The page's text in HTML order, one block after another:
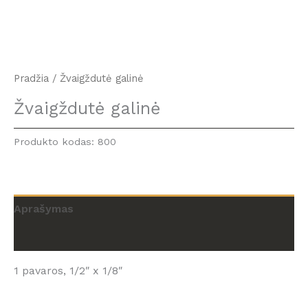
Pradžia / Žvaigždutė galinė
Žvaigždutė galinė
Produkto kodas: 800
Aprašymas
1 pavaros, 1/2″ x 1/8″